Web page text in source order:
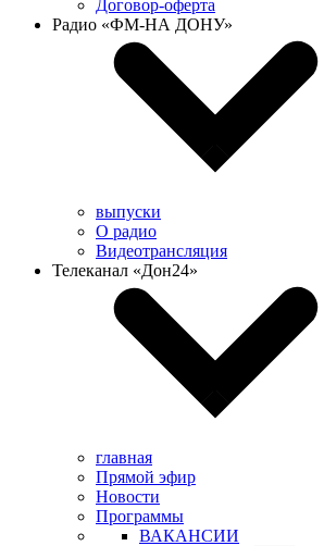
Договор-оферта
Радио «ФМ-НА ДОНУ»
выпуски
О радио
Видеотрансляция
Телеканал «Дон24»
главная
Прямой эфир
Новости
Программы
ВАКАНСИИ